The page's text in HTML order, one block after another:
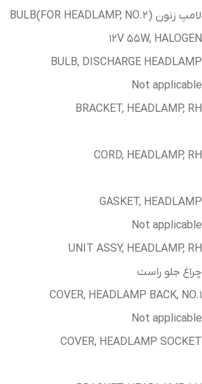
لامپ زنون BULB(FOR HEADLAMP, NO.2)
12V 55W, HALOGEN
BULB, DISCHARGE HEADLAMP
Not applicable
BRACKET, HEADLAMP, RH
CORD, HEADLAMP, RH
GASKET, HEADLAMP
Not applicable
UNIT ASSY, HEADLAMP, RH
چراغ جلو راست
COVER, HEADLAMP BACK, NO.1
Not applicable
COVER, HEADLAMP SOCKET